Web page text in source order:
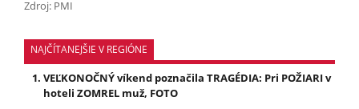
Zdroj: PMI
NAJČÍTANEJŠIE V REGIÓNE
VEĽKONOČNÝ víkend poznačila TRAGÉDIA: Pri POŽIARI v
hoteli ZOMREL muž, FOTO